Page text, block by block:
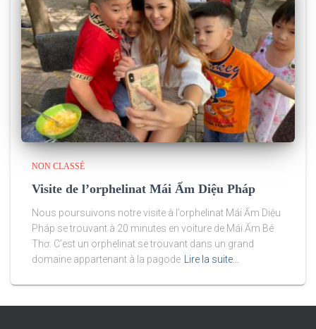
NON CLASSÉ
Visite de l’orphelinat Mái Ấm Diệu Pháp
Nous poursuivons notre visite à l’orphelinat Mái Ấm Diệu
Pháp se trouvant à 20 minutes en voiture de Mái Ấm Bé
Thơ. C’est un orphelinat se trouvant dans un grand
domaine appartenant à la pagode
Lire la suite…